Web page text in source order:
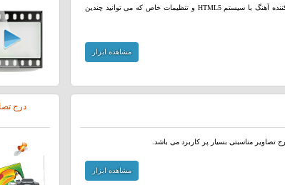
ابزار پخش فایل های صوتی و موزیک توسط پخش کننده آهنگ با سیستم HTML5 و تنظیمات خاص که می توانید چندین
مشاهده ابزار
مناسبتی بسیار پر کاربرد می باشد.
مشاهده ابزار
درج